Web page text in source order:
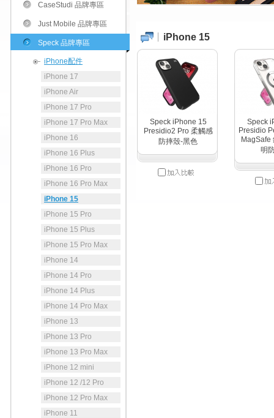
CaseStudi 品牌專區
Just Mobile 品牌專區
Speck 品牌專區
iPhone配件
iPhone 17
iPhone Air
iPhone 17 Pro
iPhone 17 Pro Max
iPhone 16
iPhone 16 Plus
iPhone 16 Pro
iPhone 16 Pro Max
iPhone 15
iPhone 15 Pro
iPhone 15 Plus
iPhone 15 Pro Max
iPhone 14
iPhone 14 Pro
iPhone 14 Plus
iPhone 14 Pro Max
iPhone 13
iPhone 13 Pro
iPhone 13 Pro Max
iPhone 12 mini
iPhone 12 /12 Pro
iPhone 12 Pro Max
iPhone 11
iPhone 15
Speck iPhone 15
Presidio2 Pro 柔觸感
防摔殼-黑色
Speck
Presidio
MagSafe
明